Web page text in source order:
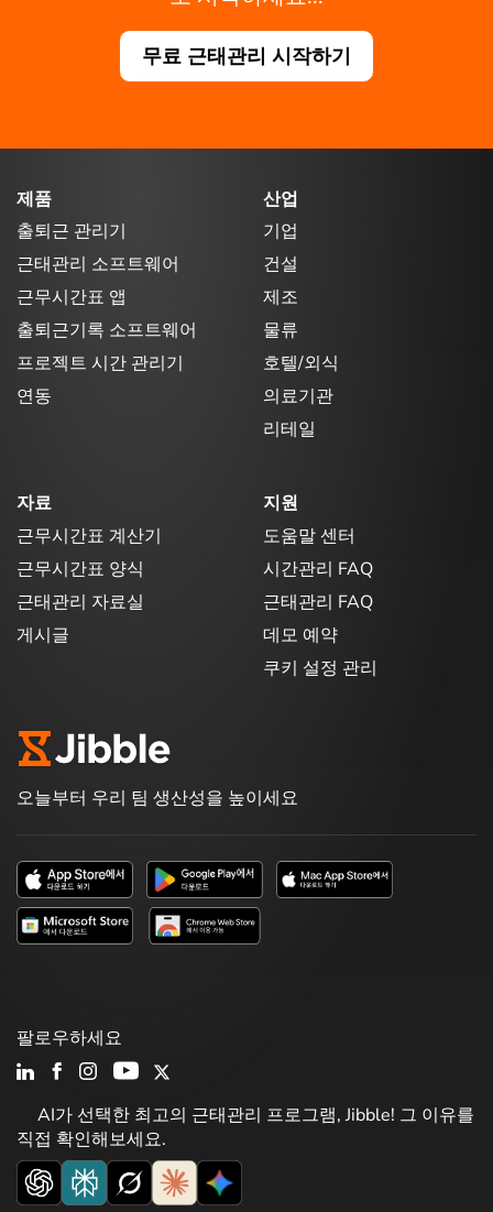
무료 근태관리 시작하기
제품
출퇴근 관리기
근태관리 소프트웨어
근무시간표 앱
출퇴근기록 소프트웨어
프로젝트 시간 관리기
연동
산업
기업
건설
제조
물류
호텔/외식
의료기관
리테일
자료
근무시간표 계산기
근무시간표 양식
근태관리 자료실
게시글
지원
도움말 센터
시간관리 FAQ
근태관리 FAQ
데모 예약
쿠키 설정 관리
오늘부터 우리 팀 생산성을 높이세요
AI가 선택한 최고의 근태관리 프로그램, Jibble! 그 이유를
직접 확인해보세요.
팔로우하세요